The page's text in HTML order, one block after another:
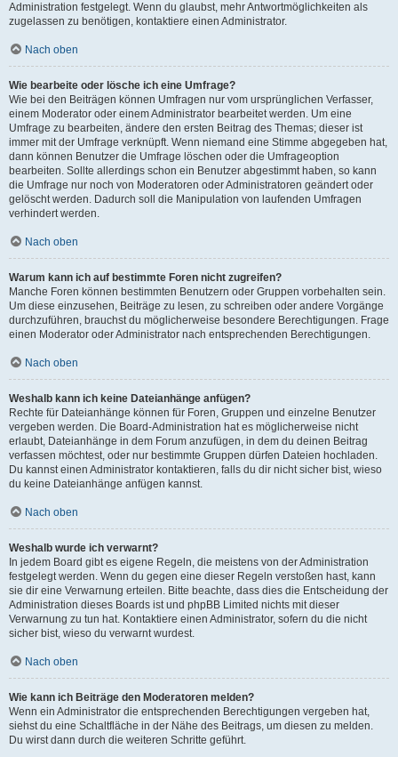
Administration festgelegt. Wenn du glaubst, mehr Antwortmöglichkeiten als
zugelassen zu benötigen, kontaktiere einen Administrator.
Nach oben
Wie bearbeite oder lösche ich eine Umfrage?
Wie bei den Beiträgen können Umfragen nur vom ursprünglichen Verfasser,
einem Moderator oder einem Administrator bearbeitet werden. Um eine
Umfrage zu bearbeiten, ändere den ersten Beitrag des Themas; dieser ist
immer mit der Umfrage verknüpft. Wenn niemand eine Stimme abgegeben hat,
dann können Benutzer die Umfrage löschen oder die Umfrageoption
bearbeiten. Sollte allerdings schon ein Benutzer abgestimmt haben, so kann
die Umfrage nur noch von Moderatoren oder Administratoren geändert oder
gelöscht werden. Dadurch soll die Manipulation von laufenden Umfragen
verhindert werden.
Nach oben
Warum kann ich auf bestimmte Foren nicht zugreifen?
Manche Foren können bestimmten Benutzern oder Gruppen vorbehalten sein.
Um diese einzusehen, Beiträge zu lesen, zu schreiben oder andere Vorgänge
durchzuführen, brauchst du möglicherweise besondere Berechtigungen. Frage
einen Moderator oder Administrator nach entsprechenden Berechtigungen.
Nach oben
Weshalb kann ich keine Dateianhänge anfügen?
Rechte für Dateianhänge können für Foren, Gruppen und einzelne Benutzer
vergeben werden. Die Board-Administration hat es möglicherweise nicht
erlaubt, Dateianhänge in dem Forum anzufügen, in dem du deinen Beitrag
verfassen möchtest, oder nur bestimmte Gruppen dürfen Dateien hochladen.
Du kannst einen Administrator kontaktieren, falls du dir nicht sicher bist, wieso
du keine Dateianhänge anfügen kannst.
Nach oben
Weshalb wurde ich verwarnt?
In jedem Board gibt es eigene Regeln, die meistens von der Administration
festgelegt werden. Wenn du gegen eine dieser Regeln verstoßen hast, kann
sie dir eine Verwarnung erteilen. Bitte beachte, dass dies die Entscheidung der
Administration dieses Boards ist und phpBB Limited nichts mit dieser
Verwarnung zu tun hat. Kontaktiere einen Administrator, sofern du die nicht
sicher bist, wieso du verwarnt wurdest.
Nach oben
Wie kann ich Beiträge den Moderatoren melden?
Wenn ein Administrator die entsprechenden Berechtigungen vergeben hat,
siehst du eine Schaltfläche in der Nähe des Beitrags, um diesen zu melden.
Du wirst dann durch die weiteren Schritte geführt.